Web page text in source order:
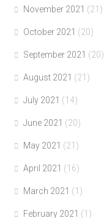
November 2021 (21)
October 2021 (20)
September 2021 (20)
August 2021 (21)
July 2021 (14)
June 2021 (20)
May 2021 (21)
April 2021 (16)
March 2021 (1)
February 2021 (1)